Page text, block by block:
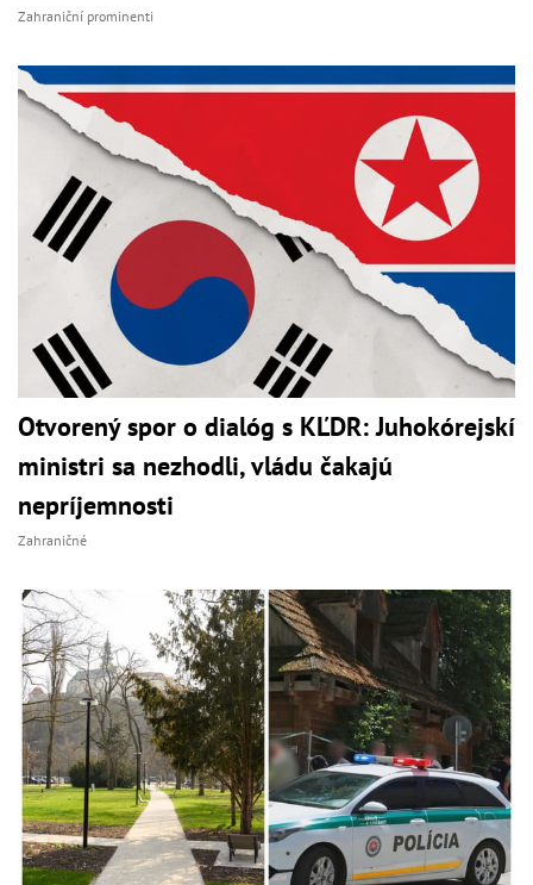
Zahraniční prominenti
Otvorený spor o dialóg s KĽDR: Juhokórejskí
ministri sa nezhodli, vládu čakajú
nepríjemnosti
Zahraničné